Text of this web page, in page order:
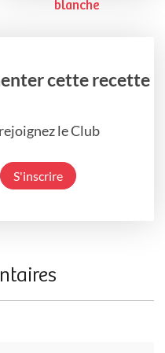
blanche
cette recette
le Club
S'inscrire